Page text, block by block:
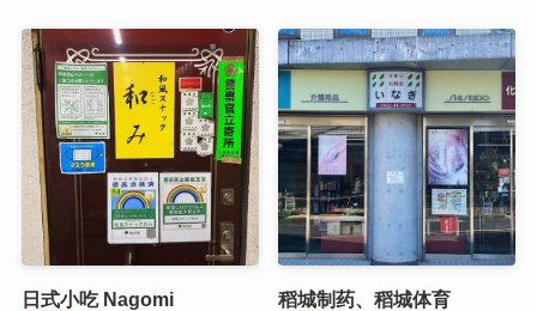
日式小吃 Nagomi 稻城制药、稻城体育